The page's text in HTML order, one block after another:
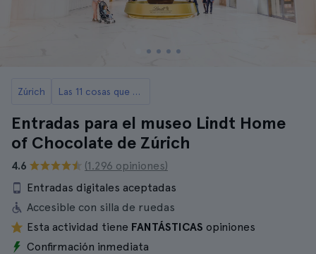
Zúrich Las 11 cosas que ver y hacer en Zurich
Entradas para el museo Lindt Home
of Chocolate de Zúrich
4.6
(1.296 opiniones)
Entradas digitales aceptadas
Accesible con silla de ruedas
Esta actividad tiene FANTÁSTICAS opiniones
Confirmación inmediata